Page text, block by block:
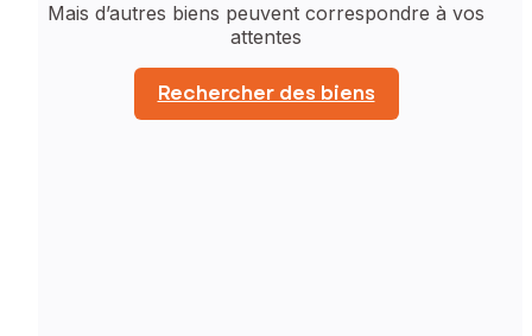
Mais d’autres biens peuvent correspondre à vos
attentes
Rechercher des biens